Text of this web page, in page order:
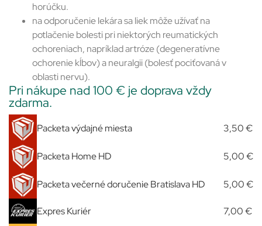
horúčku.
na odporučenie lekára sa liek môže užívať na
potlačenie bolesti pri niektorých reumatických
ochoreniach, napríklad artróze (degeneratívne
ochorenie kĺbov) a neuralgii (bolesť pociťovaná v
oblasti nervu).
Pri nákupe nad 100 € je doprava vždy
zdarma.
Packeta výdajné miesta 3,50 €
Packeta Home HD 5,00 €
Packeta večerné doručenie Bratislava HD 5,00 €
Expres Kuriér 7,00 €